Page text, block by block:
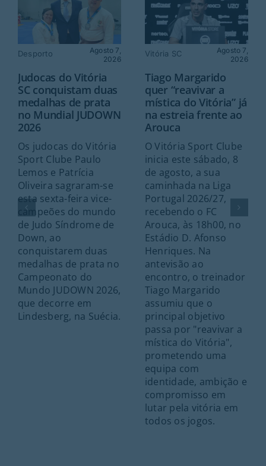
Desporto
Agosto 7,
2026
Judocas do Vitória
SC conquistam duas
medalhas de prata
no Mundial JUDOWN
2026
Os judocas do Vitória
Sport Clube Paulo
Lemos e Patrícia
Oliveira sagraram-se
esta sexta-feira vice-
campeões do mundo
de Judo Síndrome de
Down, ao
conquistarem duas
medalhas de prata no
Campeonato do
Mundo JUDOWN 2026,
que decorre em
Lindesberg, na Suécia.
Vitória SC
Agosto 7,
2026
Tiago Margarido
quer “reavivar a
mística do Vitória” já
na estreia frente ao
Arouca
O Vitória Sport Clube
inicia este sábado, 8
de agosto, a sua
caminhada na Liga
Portugal 2026/27,
recebendo o FC
Arouca, às 18h00, no
Estádio D. Afonso
Henriques. Na
antevisão ao
encontro, o treinador
Tiago Margarido
assumiu que o
principal objetivo
passa por "reavivar a
mística do Vitória",
prometendo uma
equipa com
identidade, ambição e
compromisso em
lutar pela vitória em
todos os jogos.